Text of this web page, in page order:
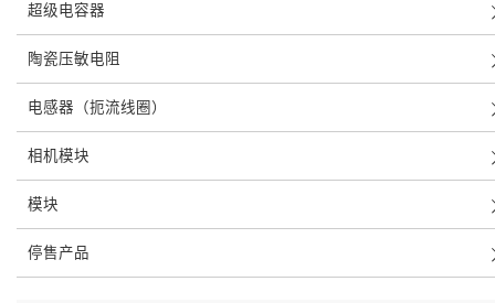
超级电容器
陶瓷压敏电阻
电感器（扼流线圈）
相机模块
模块
停售产品